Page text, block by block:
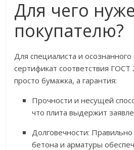
Для чего
покупателю?
Для специалиста и осознанного
сертификат соответствия
просто бумажка, а гарантия:
Прочности и несущей
что плита выдержит
Долговечности:
бетона и арматуры